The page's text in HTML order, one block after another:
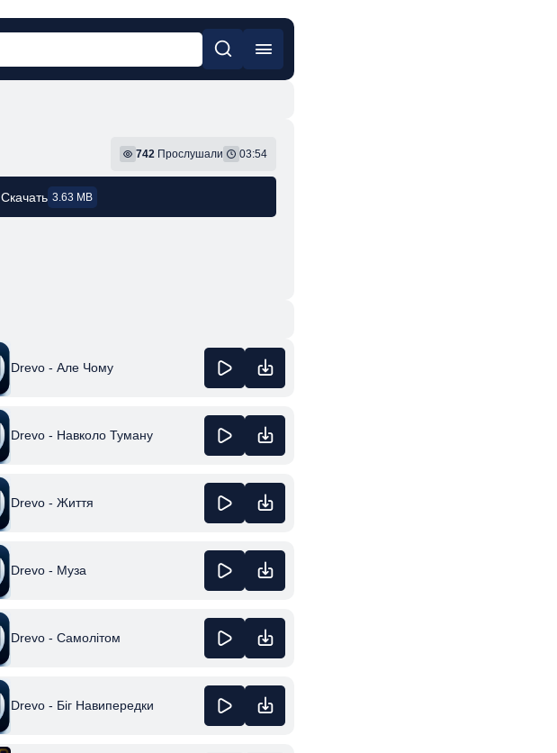
742 Прослушали 03:54
Скачать 3.63 MB
Drevo - Але Чому
Drevo - Навколо Туману
Drevo - Життя
Drevo - Муза
Drevo - Самолітом
Drevo - Біг Навипередки